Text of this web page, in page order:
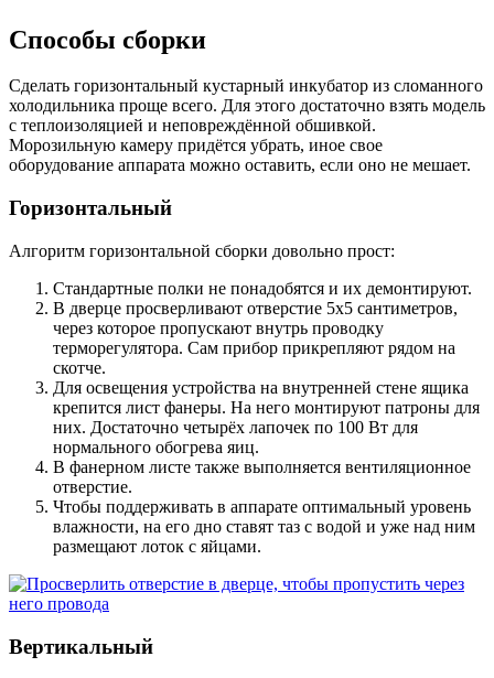
Способы сборки
Сделать горизонтальный кустарный инкубатор из сломанного
холодильника проще всего. Для этого достаточно взять модель
с теплоизоляцией и неповреждённой обшивкой.
Морозильную камеру придётся убрать, иное свое
оборудование аппарата можно оставить, если оно не мешает.
Горизонтальный
Алгоритм горизонтальной сборки довольно прост:
Стандартные полки не понадобятся и их демонтируют.
В дверце просверливают отверстие 5х5 сантиметров,
через которое пропускают внутрь проводку
терморегулятора. Сам прибор прикрепляют рядом на
скотче.
Для освещения устройства на внутренней стене ящика
крепится лист фанеры. На него монтируют патроны для
них. Достаточно четырёх лапочек по 100 Вт для
нормального обогрева яиц.
В фанерном листе также выполняется вентиляционное
отверстие.
Чтобы поддерживать в аппарате оптимальный уровень
влажности, на его дно ставят таз с водой и уже над ним
размещают лоток с яйцами.
Вертикальный